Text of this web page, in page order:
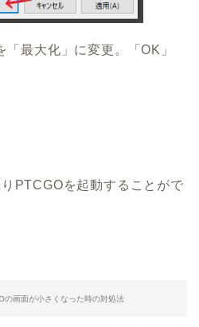
「最大化」に変更。「OK」
PTCGOを起動することがで
の画面が小さくなった時の対処法